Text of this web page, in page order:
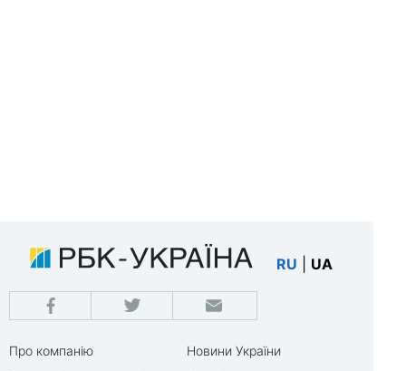
RU UA
Про компанію
Новини України